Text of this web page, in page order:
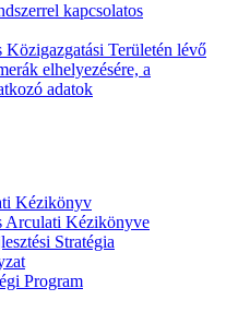
kapcsolatos
Közigazgatási Területén lévő
elhelyezésére, a
adatok
Kézikönyv
Arculati Kézikönyve
Stratégia
Program